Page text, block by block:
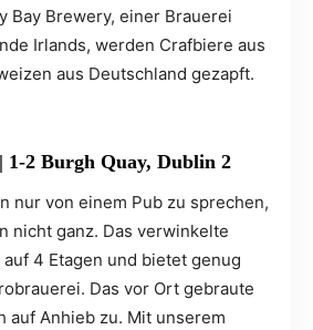
Bay Brewery, einer Brauerei
Irlands, werden Crafbiere aus
aus Deutschland gezapft.
1-2 Burgh Quay, Dublin 2
nur von einem Pub zu sprechen,
nicht ganz. Das verwinkelte
4 Etagen und bietet genug
Das vor Ort gebraute
auf Anhieb zu. Mit unserem